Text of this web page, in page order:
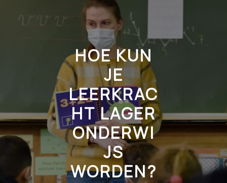
HOE KUN
JE
LEERKRAC
HT LAGER
ONDERWI
JS
WORDEN?